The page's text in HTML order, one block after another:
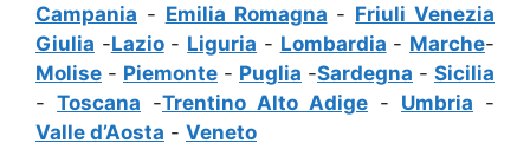
Campania - Emilia Romagna - Friuli Venezia
Giulia -Lazio- Liguria - Lombardia - Marche-
Molise - Piemonte - Puglia -Sardegna - Sicilia
- Toscana -Trentino Alto Adige - Umbria -
Valle d’Aosta - Veneto